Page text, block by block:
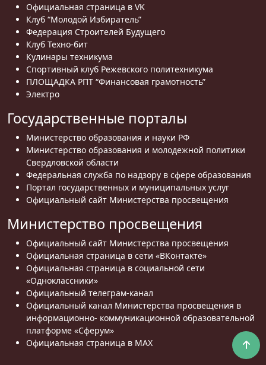
Официальная страница в VK
Клуб “Молодой Избиратель”
Федерация Строителей Будущего
Клуб Техно-бит
Кулинары техникума
Спортивный клуб Режевского политехникума
ПЛОЩАДКА РПТ “Финансовая грамотность”
Электро
Государственные порталы
Министерство образования и науки РФ
Министерство образования и молодежной политики
Свердловской области
Федеральная служба по надзору в сфере образования
Портал государственных и муниципальных услуг
Официальный сайт Министерства просвещения
Министерство просвещения
Официальный сайт Министерства просвещения
Официальная страница в сети «ВКонтакте»
Официальная страница в социальной сети
«Одноклассники»
Официальный телеграм-канал
Официальный канал Министерства просвещения в
информационно- коммуникационной образовательной
платформе «Сферум»
Официальная страница в MAX